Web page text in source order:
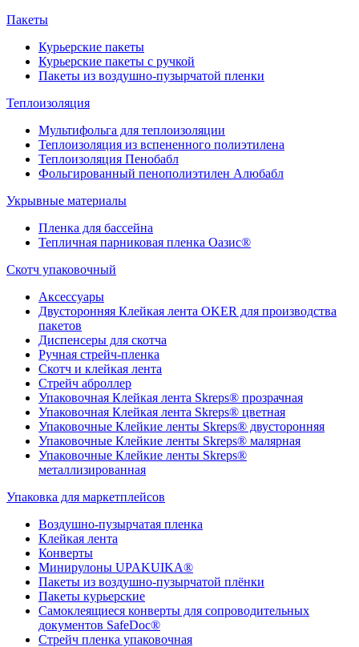
Пакеты
Курьерские пакеты
Курьерские пакеты с ручкой
Пакеты из воздушно-пузырчатой пленки
Теплоизоляция
Мультифольга для теплоизоляции
Теплоизоляция из вспененного полиэтилена
Теплоизоляция Пенобабл
Фольгированный пенополиэтилен Алюбабл
Укрывные материалы
Пленка для бассейна
Тепличная парниковая пленка Оазис®
Скотч упаковочный
Аксессуары
Двусторонняя Клейкая лента OKER для производства
пакетов
Диспенсеры для скотча
Ручная стрейч-пленка
Скотч и клейкая лента
Стрейч аброллер
Упаковочная Клейкая лента Skreps® прозрачная
Упаковочная Клейкая лента Skreps® цветная
Упаковочные Клейкие ленты Skreps® двусторонняя
Упаковочные Клейкие ленты Skreps® малярная
Упаковочные Клейкие ленты Skreps®
металлизированная
Упаковка для маркетплейсов
Воздушно-пузырчатая пленка
Клейкая лента
Конверты
Минирулоны UPAKUIKA®
Пакеты из воздушно-пузырчатой плёнки
Пакеты курьерские
Самоклеящиеся конверты для сопроводительных
документов SafeDoc®
Стрейч пленка упаковочная